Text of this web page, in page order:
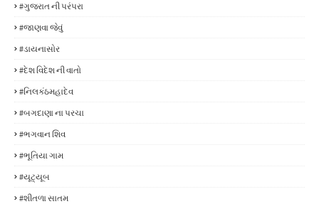
#ગુજરાત ની પરંપરા
#જાણવા જેવું
#ડાયનાસોર
#દેશ વિદેશ ની વાતો
#નિલકંઠમહાદેવ
#બગદાણા ના પરચા
#ભગવાન શિવ
#ભૂતિયા ગામ
#યૂટ્યૂબ
#શીતળા સાતમ